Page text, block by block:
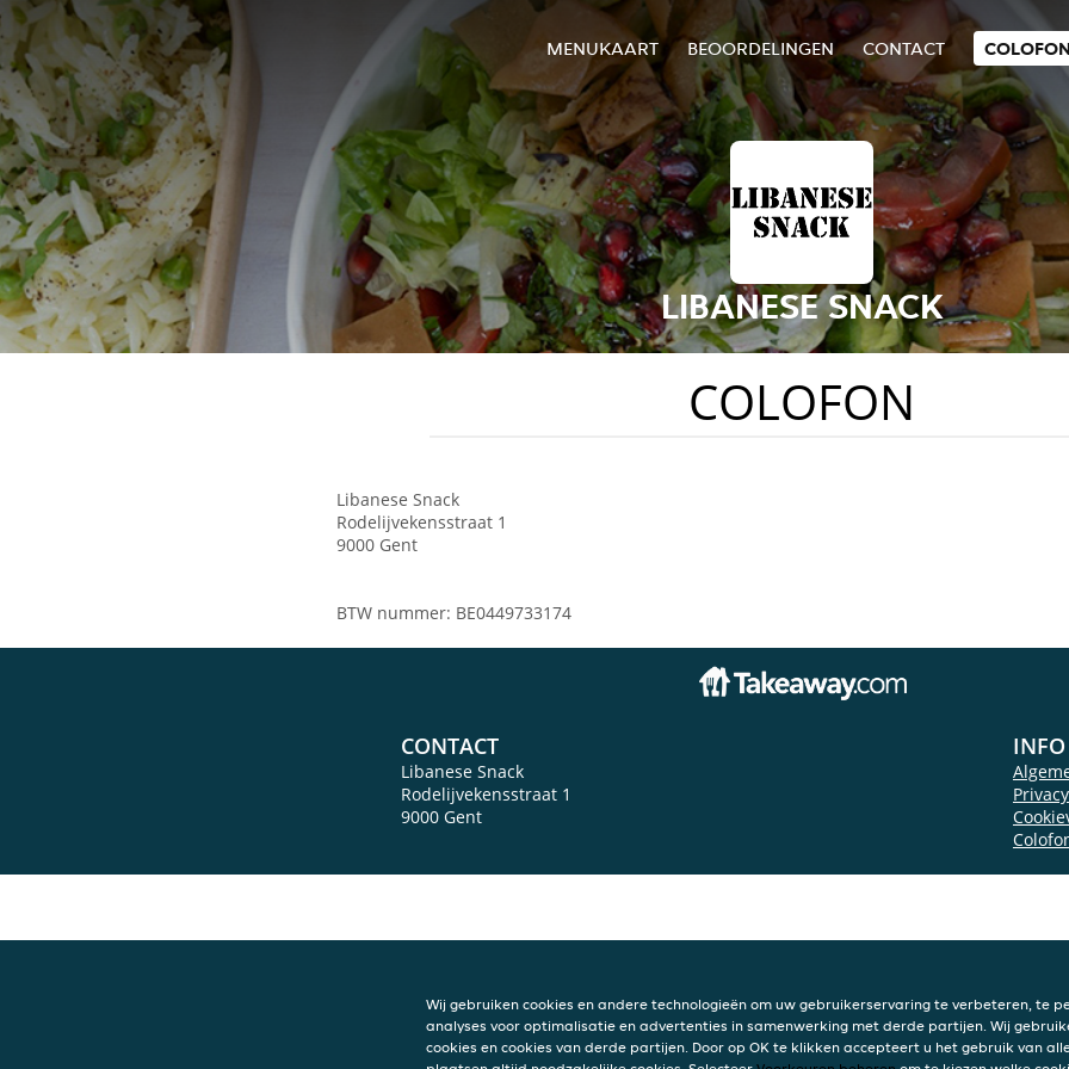
MENUKAART BEOORDELINGEN CONTACT
LIBANESE SNACK
COLOFON
Libanese Snack
Rodelijvekensstraat 1
9000 Gent
BTW nummer: BE0449733174
CONTACT
Libanese Snack
Rodelijvekensstraat 1
9000 Gent
INFO
Wij gebruiken cookies en andere technologieën om uw gebruikerservaring te verbeteren, te
analyses voor optimalisatie en advertenties in samenwerking met derde partijen. Wij
cookies en cookies van derde partijen. Door op OK te klikken accepteert u het gebruik van